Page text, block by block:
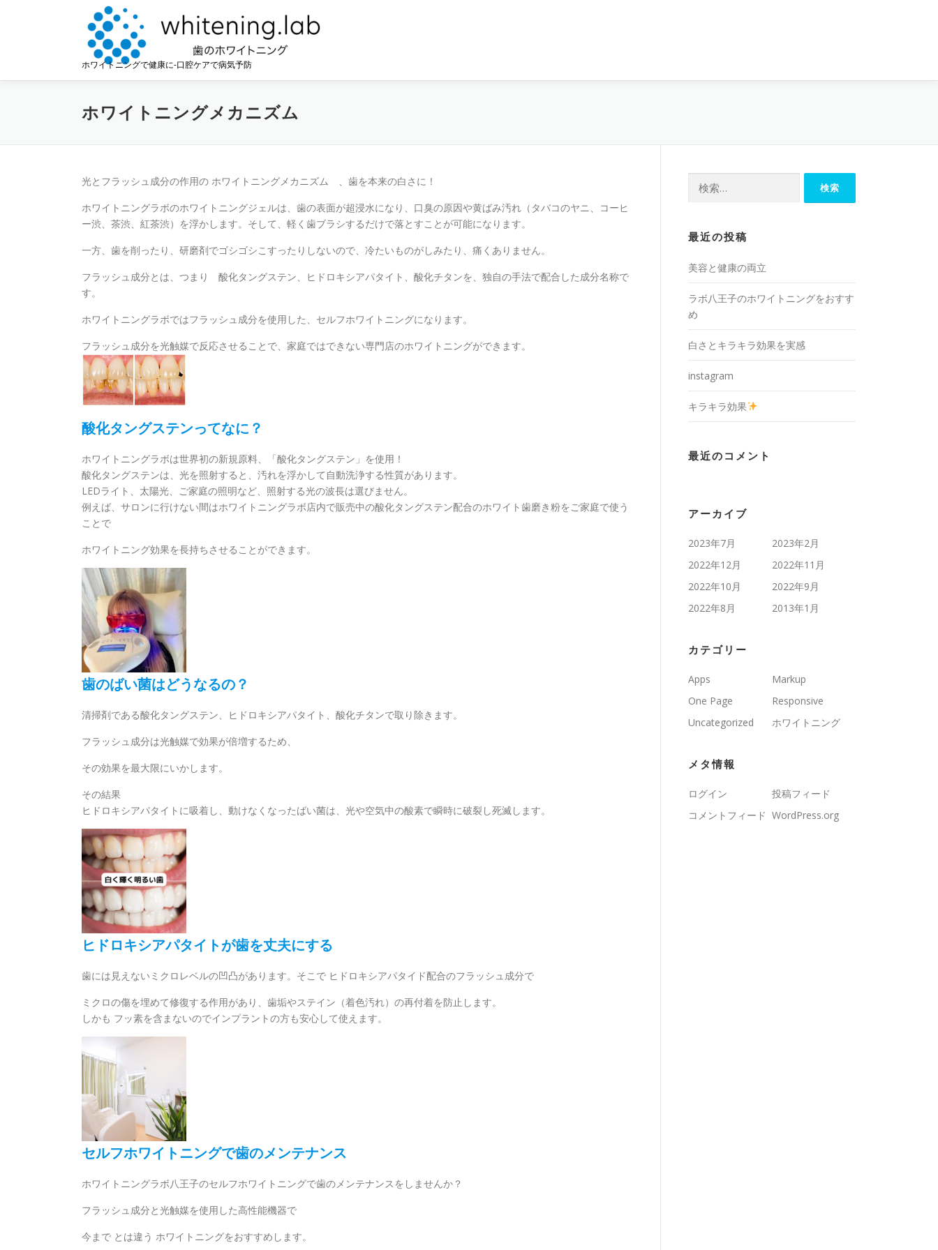
ホワイトニングで健康に-口腔ケアで病気予防
ホワイトニングメカニズム
光とフラッシュ成分の作用の ホワイトニングメカニズム 、歯を本来の白さに！
ホワイトニングラボのホワイトニングジェルは、歯の表面が超浸水になり、口臭の原因や黄ばみ汚れ（タバコのヤニ、コーヒ
ー渋、茶渋、紅茶渋）を浮かします。そして、軽く歯ブラシするだけで落とすことが可能になります。
一方、歯を削ったり、研磨剤でゴシゴシこすったりしないので、冷たいものがしみたり、痛くありません。
フラッシュ成分とは、つまり 酸化タングステン、ヒドロキシアパタイト、酸化チタンを、独自の手法で配合した成分名称で
す。
ホワイトニングラボではフラッシュ成分を使用した、セルフホワイトニングになります。
フラッシュ成分を光触媒で反応させることで、家庭ではできない専門店のホワイトニングができます。
酸化タングステンってなに？
ホワイトニングラボは世界初の新規原料、「酸化タングステン」を使用！
酸化タングステンは、光を照射すると、汚れを浮かして自動洗浄する性質があります。
LEDライト、太陽光、ご家庭の照明など、照射する光の波長は選びません。
例えば、サロンに行けない間はホワイトニングラボ店内で販売中の酸化タングステン配合のホワイト歯磨き粉をご家庭で使う
ことで
ホワイトニング効果を長持ちさせることができます。
歯のばい菌はどうなるの？
清掃剤である酸化タングステン、ヒドロキシアパタイト、酸化チタンで取り除きます。
フラッシュ成分は光触媒で効果が倍増するため、
その効果を最大限にいかします。
その結果
ヒドロキシアパタイトに吸着し、動けなくなったばい菌は、光や空気中の酸素で瞬時に破裂し死滅します。
ヒドロキシアパタイトが歯を丈夫にする
歯には見えないミクロレベルの凹凸があります。そこで ヒドロキシアパタイド配合のフラッシュ成分で
ミクロの傷を埋めて修復する作用があり、歯垢やステイン（着色汚れ）の再付着を防止します。
しかも フッ素を含まないのでインプラントの方も安心して使えます。
セルフホワイトニングで歯のメンテナンス
ホワイトニングラボ八王子のセルフホワイトニングで歯のメンテナンスをしませんか？
フラッシュ成分と光触媒を使用した高性能機器で
今まで とは違う ホワイトニングをおすすめします。
最近の投稿
美容と健康の両立
ラボ八王子のホワイトニングをおすす
め
白さとキラキラ効果を実感
instagram
キラキラ効果
最近のコメント
アーカイブ
2023年7月
2023年2月
2022年12月
2022年11月
2022年10月
2022年9月
2022年8月
2013年1月
カテゴリー
Apps
Markup
One Page
Responsive
Uncategorized
ホワイトニング
メタ情報
ログイン
投稿フィード
コメントフィード WordPress.org